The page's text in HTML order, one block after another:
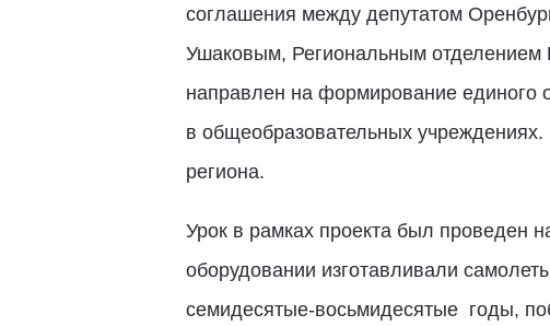
соглашения между депутатом
Ушаковым, Региональным отделением
направлен на формирование единого
в общеобразовательных
региона.
Урок в рамках проекта был проведен
оборудовании изготавливали
семидесятые-восьмидесятые годы,